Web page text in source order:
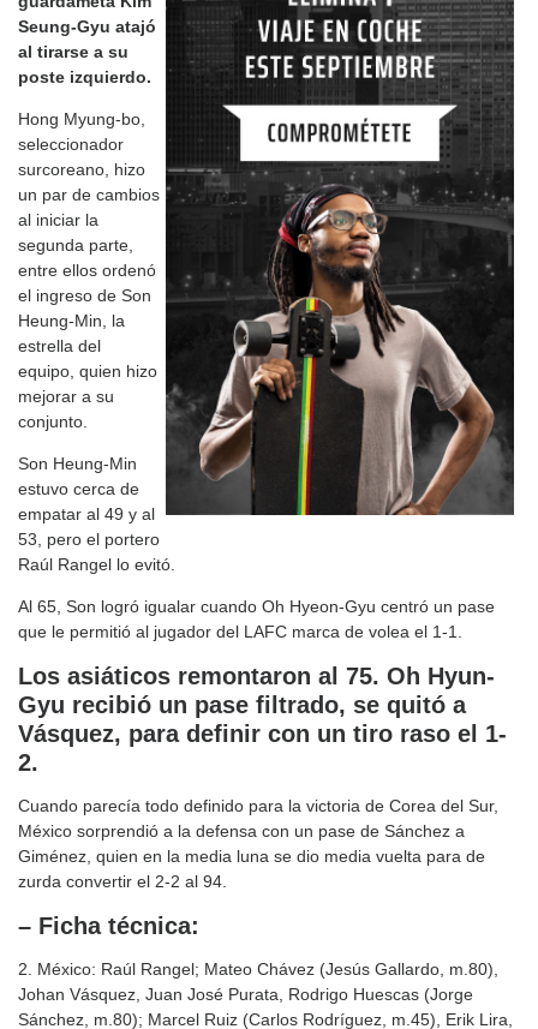
Seung-Gyu atajó
al tirarse a su
poste izquierdo.
Hong Myung-bo,
seleccionador
surcoreano, hizo
un par de cambios
al iniciar la
segunda parte,
entre ellos ordenó
el ingreso de Son
Heung-Min, la
estrella del
equipo, quien hizo
mejorar a su
conjunto.
Son Heung-Min
estuvo cerca de
empatar al 49 y al
53, pero el portero
Raúl Rangel lo evitó.
Al 65, Son logró igualar cuando Oh Hyeon-Gyu centró un pase
que le permitió al jugador del LAFC marca de volea el 1-1.
Los asiáticos remontaron al 75. Oh Hyun-
Gyu recibió un pase filtrado, se quitó a
Vásquez, para definir con un tiro raso el 1-
2.
Cuando parecía todo definido para la victoria de Corea del Sur,
México sorprendió a la defensa con un pase de Sánchez a
Giménez, quien en la media luna se dio media vuelta para de
zurda convertir el 2-2 al 94.
– Ficha técnica:
2. México: Raúl Rangel; Mateo Chávez (Jesús Gallardo, m.80),
Johan Vásquez, Juan José Purata, Rodrigo Huescas (Jorge
Sánchez, m.80); Marcel Ruiz (Carlos Rodríguez, m.45), Erik Lira,